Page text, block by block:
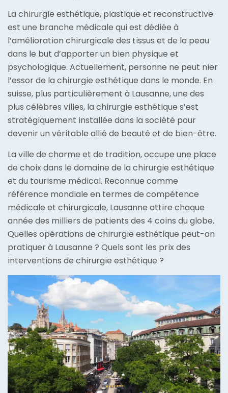
La chirurgie esthétique, plastique et reconstructive
est une branche médicale qui est dédiée à
l’amélioration chirurgicale des tissus et de la peau
dans le but d’apporter un bien physique et
psychologique. Actuellement, personne ne peut nier
l’essor de la chirurgie esthétique dans le monde. En
suisse, plus particulièrement à Lausanne, une des
plus célèbres villes, la chirurgie esthétique s’est
stratégiquement installée dans la société pour
devenir un véritable allié de beauté et de bien-être.
La ville de charme et de tradition, occupe une place
de choix dans le domaine de la chirurgie esthétique
et du tourisme médical. Reconnue comme
référence mondiale en termes de compétence
médicale et chirurgicale, Lausanne attire chaque
année des milliers de patients des 4 coins du globe.
Quelles opérations de chirurgie esthétique peut-on
pratiquer à Lausanne ? Quels sont les prix des
interventions de chirurgie esthétique ?